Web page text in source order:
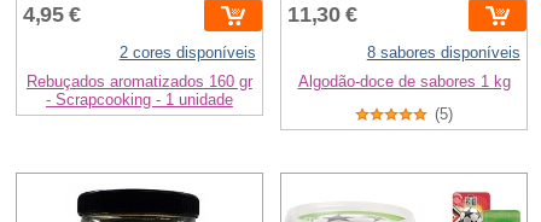
4,95 €
2 cores disponíveis
Rebuçados aromatizados 160 gr
- Scrapcooking - 1 unidade
11,30 €
8 sabores disponíveis
Algodão-doce de sabores 1 kg
(5)